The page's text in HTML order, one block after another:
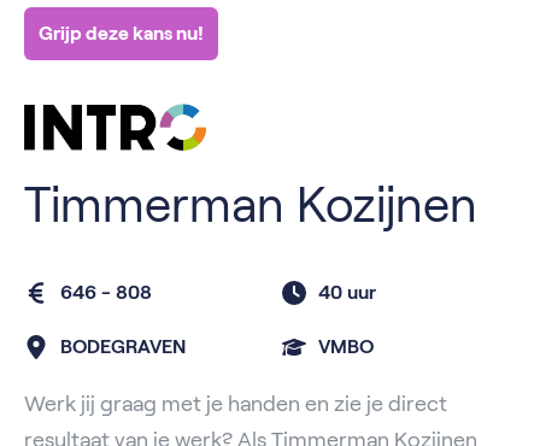
Grijp deze kans nu!
Timmerman Kozijnen
646 - 808 40 uur
BODEGRAVEN VMBO
Werk jij graag met je handen en zie je direct
resultaat van je werk? Als Timmerman Kozijnen